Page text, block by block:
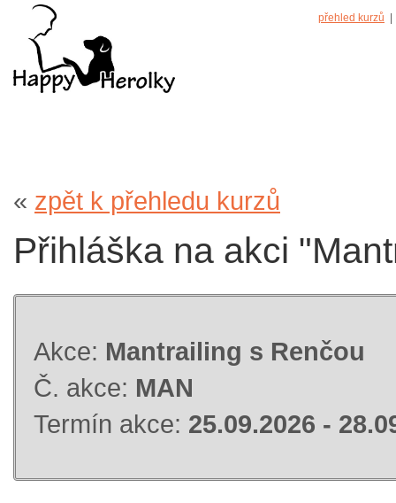
přehled kurzů
« zpět k přehledu kurzů
Přihláška na akci
Akce: Mantrailing s Renčou
Č. akce: MAN
Termín akce: 25.09.2026 -